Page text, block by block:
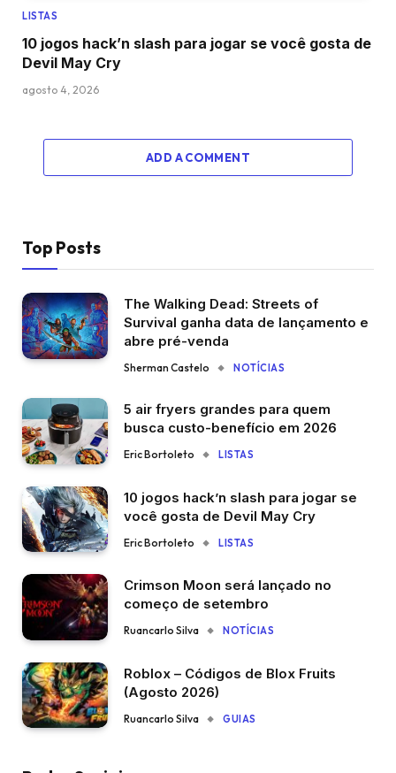
LISTAS
10 jogos hack’n slash para jogar se você gosta de
Devil May Cry
agosto 4, 2026
ADD A COMMENT
Top Posts
The Walking Dead: Streets of
Survival ganha data de lançamento e
abre pré-venda
Sherman Castelo NOTÍCIAS
5 air fryers grandes para quem
busca custo-benefício em 2026
Eric Bortoleto LISTAS
10 jogos hack’n slash para jogar se
você gosta de Devil May Cry
Eric Bortoleto LISTAS
Crimson Moon será lançado no
começo de setembro
Ruancarlo Silva NOTÍCIAS
Roblox – Códigos de Blox Fruits
(Agosto 2026)
Ruancarlo Silva GUIAS